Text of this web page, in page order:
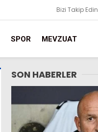
Bizi Takip Edin
SPOR MEVZUAT
SON HABERLER